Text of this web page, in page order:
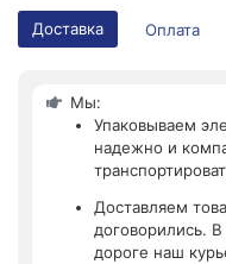
Доставка Оплата
Мы:
Упаковываем
надежно и
Доставляем
договорились.
дороге наш